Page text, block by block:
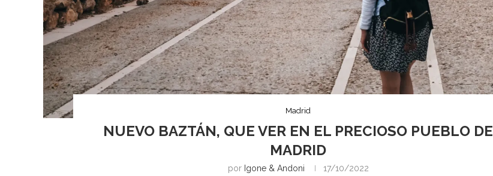
Madrid
NUEVO BAZTÁN, QUE VER EN EL PRECIOSO PUEBLO DE
MADRID
por Igone & Andoni 17/10/2022